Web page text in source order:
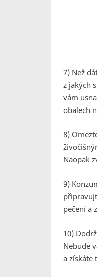
7) Než
z jakých
vám
obalech
8)
Naopak
9)
pečení a
10)
Nebude
a získáte